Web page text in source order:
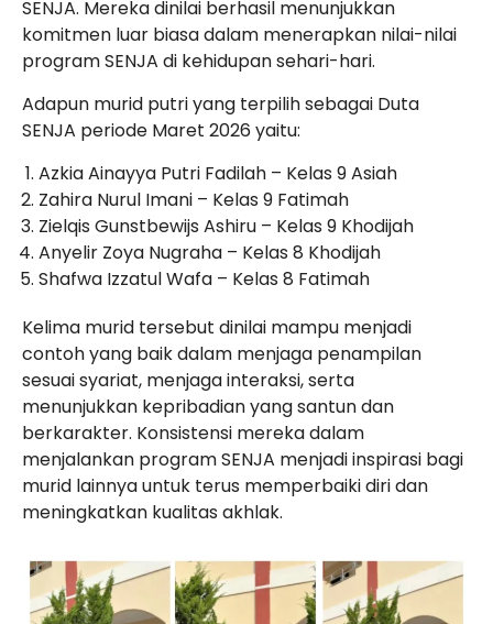
SENJA. Mereka dinilai berhasil menunjukkan
komitmen luar biasa dalam menerapkan nilai-nilai
program SENJA di kehidupan sehari-hari.
Adapun murid putri yang terpilih sebagai Duta
SENJA periode Maret 2026 yaitu:
Azkia Ainayya Putri Fadilah – Kelas 9 Asiah
Zahira Nurul Imani – Kelas 9 Fatimah
Zielqis Gunstbewijs Ashiru – Kelas 9 Khodijah
Anyelir Zoya Nugraha – Kelas 8 Khodijah
Shafwa Izzatul Wafa – Kelas 8 Fatimah
Kelima murid tersebut dinilai mampu menjadi
contoh yang baik dalam menjaga penampilan
sesuai syariat, menjaga interaksi, serta
menunjukkan kepribadian yang santun dan
berkarakter. Konsistensi mereka dalam
menjalankan program SENJA menjadi inspirasi bagi
murid lainnya untuk terus memperbaiki diri dan
meningkatkan kualitas akhlak.